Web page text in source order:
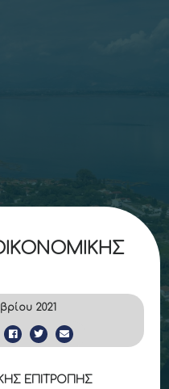
2021
ΕΠΙΤΡΟΠΗΣ